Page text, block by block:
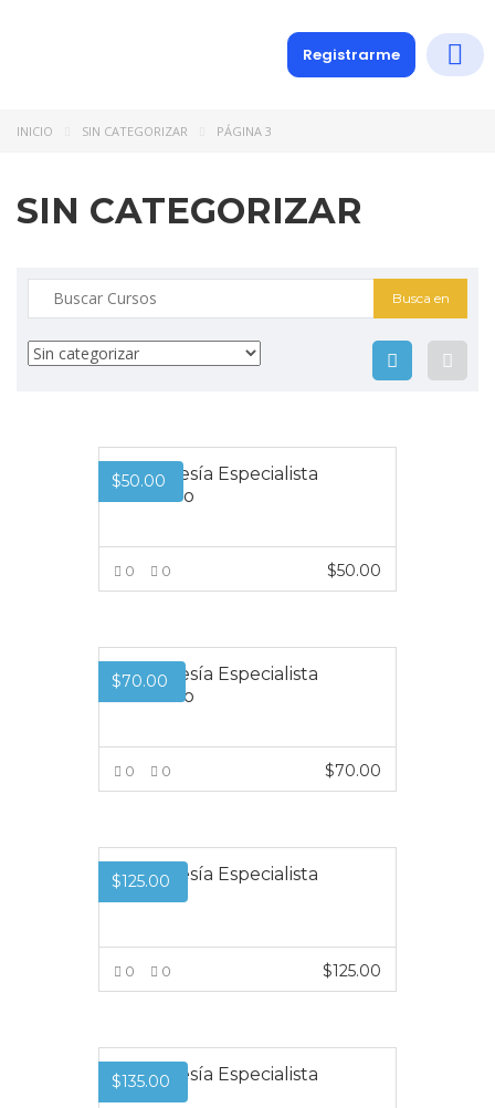
Registrarme
INICIO SIN CATEGORIZAR PÁGINA 3
SIN CATEGORIZAR
$50.00
Membresía Especialista
Intensivo
0 0 $50.00
$70.00
Membresía Especialista
Intensivo
0 0 $70.00
$125.00
Membresía Especialista
Pro
0 0 $125.00
$135.00
Membresía Especialista
Pro